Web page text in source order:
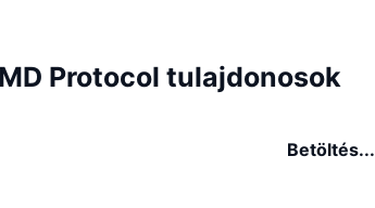
Protocol tulajdonosok
Betöltés...